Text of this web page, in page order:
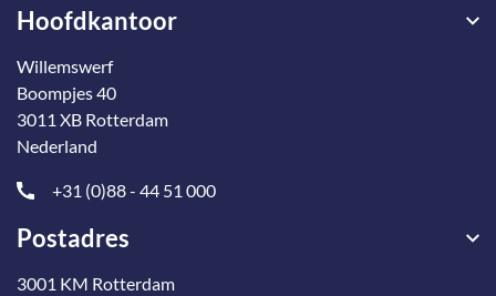
Hoofdkantoor
Willemswerf
Boompjes 40
3011 XB Rotterdam
Nederland
+31 (0)88 - 44 51 000
Postadres
3001 KM Rotterdam